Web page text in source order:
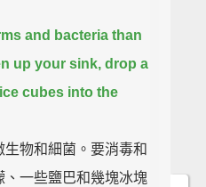
and bacteria than
up your sink, drop a
cubes into the
物和細菌。要消毒和
一些鹽巴和幾塊冰塊